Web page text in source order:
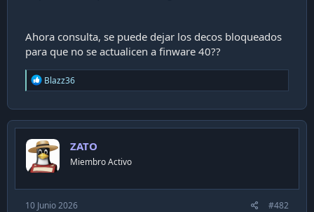
Ahora consulta, se puede dejar los decos bloqueados
para que no se actualicen a finware 40??
R
e
c
t
o
n
s
Blazz36
ZATO
Miembro Activo
10 Junio 2026 #482